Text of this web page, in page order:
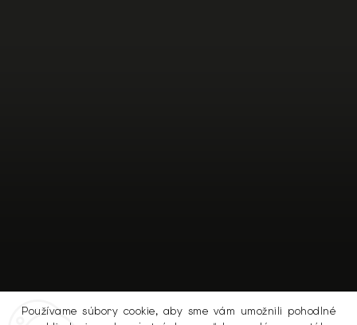
Používame súbory cookie, aby sme vám umožnili pohodlné